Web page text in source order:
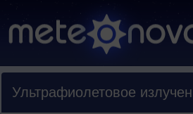
Ультрафиолетовое